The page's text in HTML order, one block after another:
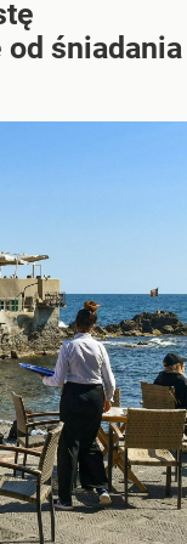
od śniadania